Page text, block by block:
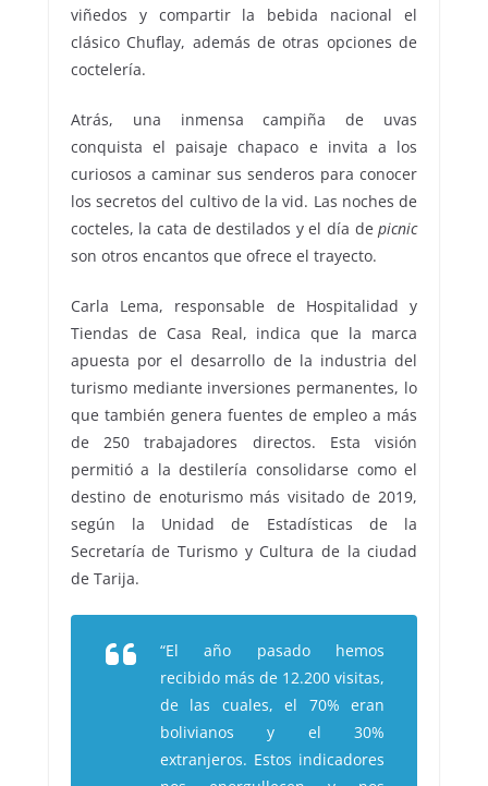
viñedos y compartir la bebida nacional el
clásico Chuflay, además de otras opciones de
coctelería.
Atrás, una inmensa campiña de uvas
conquista el paisaje chapaco e invita a los
curiosos a caminar sus senderos para conocer
los secretos del cultivo de la vid. Las noches de
cocteles, la cata de destilados y el día depicnic
son otros encantos que ofrece el trayecto.
Carla Lema, responsable de Hospitalidad y
Tiendas de Casa Real, indica que la marca
apuesta por el desarrollo de la industria del
turismo mediante inversiones permanentes, lo
que también genera fuentes de empleo a más
de 250 trabajadores directos. Esta visión
permitió a la destilería consolidarse como el
destino de enoturismo más visitado de 2019,
según la Unidad de Estadísticas de la
Secretaría de Turismo y Cultura de la ciudad
de Tarija.
“El año pasado hemos
recibido más de 12.200 visitas,
de las cuales, el 70% eran
bolivianos y el 30%
extranjeros. Estos indicadores